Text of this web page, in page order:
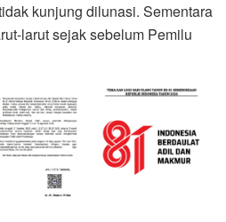
kunjung dilunasi. Sementara
larut sejak sebelum Pemilu